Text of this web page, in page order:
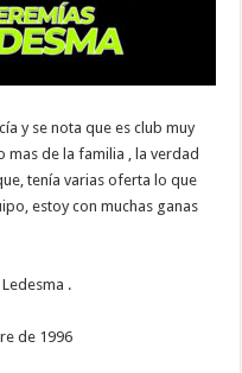
y se nota que es club muy
mas de la familia , la verdad
tenía varias oferta lo que
estoy con muchas ganas
.
de 1996